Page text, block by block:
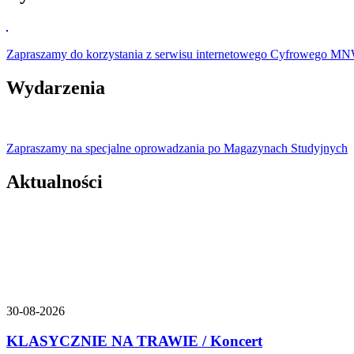
Zapraszamy do korzystania z serwisu internetowego Cyfrowego
Wydarzenia
Zapraszamy na specjalne oprowadzania po Magazynach Studyjnych
Aktualności
30-08-2026
KLASYCZNIE NA TRAWIE / Koncert